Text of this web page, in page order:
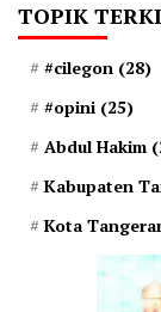
TOPIK
#cilegon (28)
#opini (25)
Abdul Hakim
Kabupaten
Kota